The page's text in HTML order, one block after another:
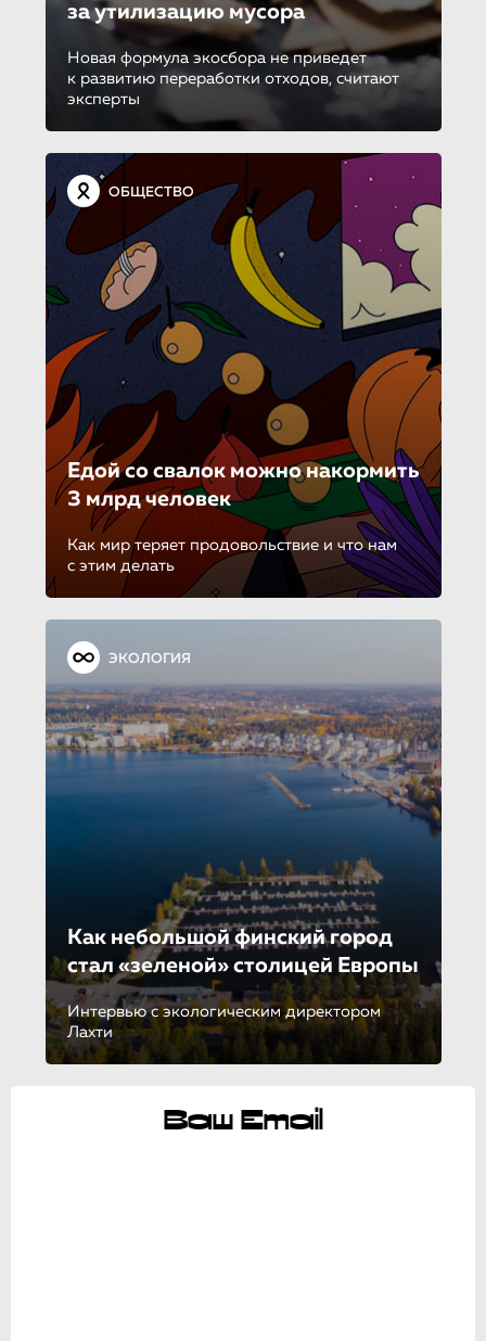
за утилизацию мусора
Новая формула экосбора не приведет
к развитию переработки отходов, считают
эксперты
ОБЩЕСТВО
Едой со свалок можно накормить
3 млрд человек
Как мир теряет продовольствие и что нам
с этим делать
ЭКОЛОГИЯ
Как небольшой финский город
стал «зеленой» столицей Европы
Интервью с экологическим директором
Лахти
Ваш Email